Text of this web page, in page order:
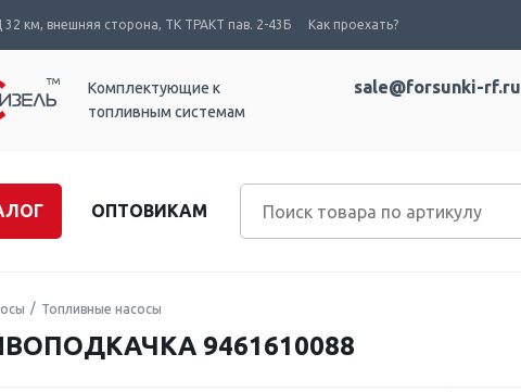
км, внешняя сторона, ТК ТРАКТ пав. 2-43Б Как проехать?
Комплектующие к
топливным системам
sale@forsunki-rf.ru
ОПТОВИКАМ
Топливные насосы
9461610088